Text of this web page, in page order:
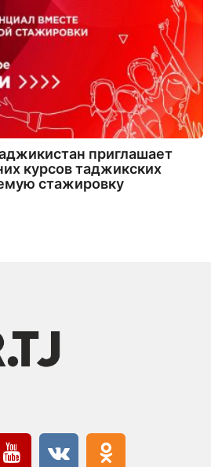
приглашает
курсов таджикских
стажировку